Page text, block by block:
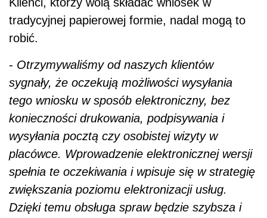
tradycyjnej papierowej formie, nadal mogą to
robić.
- Otrzymywaliśmy od naszych klientów
sygnały, że oczekują możliwości wysyłania
tego wniosku w sposób elektroniczny, bez
konieczności drukowania, podpisywania i
wysyłania pocztą czy osobistej wizyty w
placówce. Wprowadzenie elektronicznej wersji
spełnia te oczekiwania i wpisuje się w strategię
zwiększania poziomu elektronizacji usług.
Dzięki temu obsługa spraw będzie szybsza i